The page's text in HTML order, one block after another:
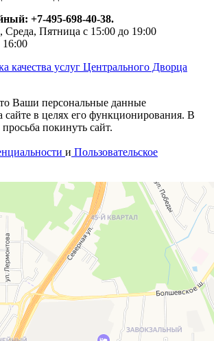
+7-495-698-40-38.
Среда, Пятница с 15:00 до 19:00
16:00
качества услуг Центрального Дворца
Ваши персональные данные
сайте в целях его функционирования. В
просьба покинуть сайт.
и Пользовательское